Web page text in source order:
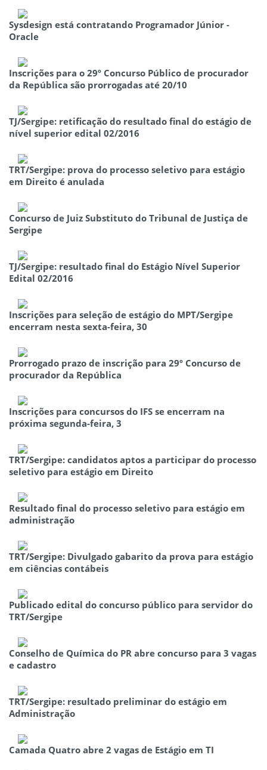
Sysdesign está contratando Programador Júnior -
Oracle
Inscrições para o 29º Concurso Público de procurador
da República são prorrogadas até 20/10
TJ/Sergipe: retificação do resultado final do estágio de
nível superior edital 02/2016
TRT/Sergipe: prova do processo seletivo para estágio
em Direito é anulada
Concurso de Juiz Substituto do Tribunal de Justiça de
Sergipe
TJ/Sergipe: resultado final do Estágio Nível Superior
Edital 02/2016
Inscrições para seleção de estágio do MPT/Sergipe
encerram nesta sexta-feira, 30
Prorrogado prazo de inscrição para 29º Concurso de
procurador da República
Inscrições para concursos do IFS se encerram na
próxima segunda-feira, 3
TRT/Sergipe: candidatos aptos a participar do processo
seletivo para estágio em Direito
Resultado final do processo seletivo para estágio em
administração
TRT/Sergipe: Divulgado gabarito da prova para estágio
em ciências contábeis
Publicado edital do concurso público para servidor do
TRT/Sergipe
Conselho de Química do PR abre concurso para 3 vagas
e cadastro
TRT/Sergipe: resultado preliminar do estágio em
Administração
Camada Quatro abre 2 vagas de Estágio em TI